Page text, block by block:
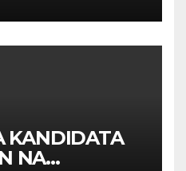
KANDIDATA
NA